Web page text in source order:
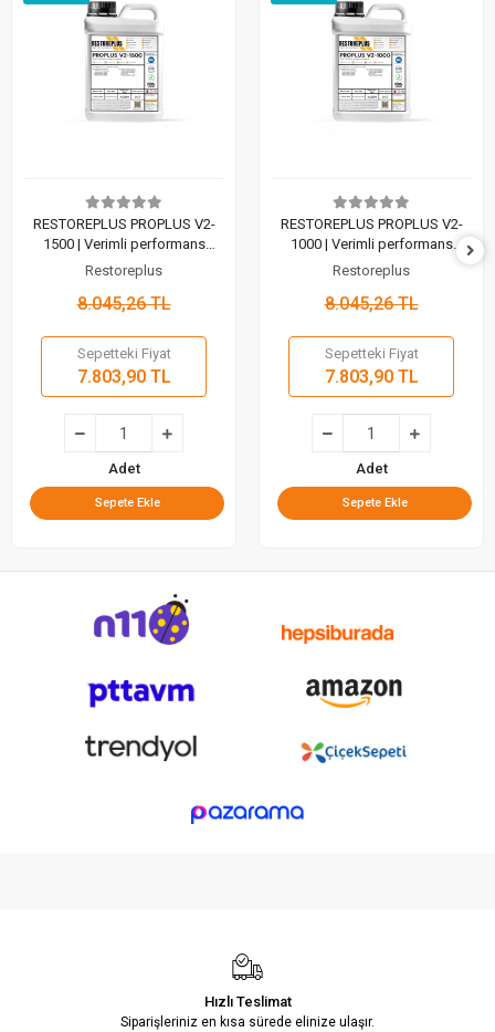
RESTOREPLUS PROPLUS V2-
1500 | Verimli performans
proplus proses yağı (5 Lt)
Restoreplus
8.045,26 TL
Sepetteki Fiyat
7.803,90 TL
Adet
Sepete Ekle
RESTOREPLUS PROPLUS V2-
1000 | Verimli performans
proplus proses yağı (5 Lt)
Restoreplus
8.045,26 TL
Sepetteki Fiyat
7.803,90 TL
Adet
Sepete Ekle
Hızlı Teslimat
Siparişleriniz en kısa sürede elinize ulaşır.